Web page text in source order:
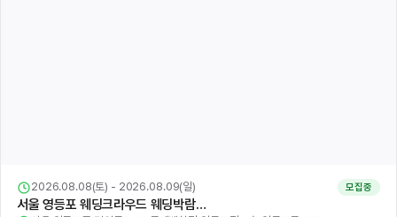
2026.08.08(토) - 2026.08.09(일) 모집중
서울 영등포 웨딩크라우드 웨딩박람…